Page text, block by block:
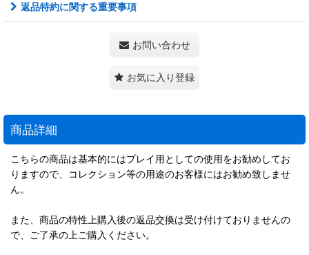
返品特約に関する重要事項
お問い合わせ
お気に入り登録
商品詳細
こちらの商品は基本的にはプレイ用としての使用をお勧めしてお
りますので、コレクション等の用途のお客様にはお勧め致しませ
ん。
また、商品の特性上購入後の返品交換は受け付けておりませんの
で、ご了承の上ご購入ください。